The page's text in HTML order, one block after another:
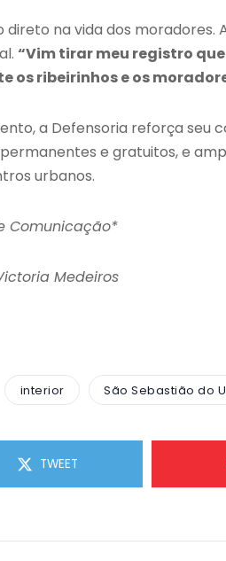
na vida dos moradores.
“Vim tirar meu registro
os ribeirinhos e os
a Defensoria reforça
e gratuitos, e
urbanos.
Comunicação*
Medeiros
interior São Sebastião do
TWEET